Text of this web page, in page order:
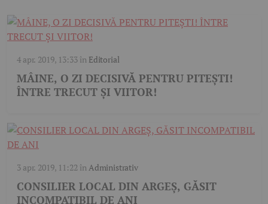
4 apr. 2019, 13:33în Editorial
MÂINE, O ZI DECISIVĂ PENTRU PITEȘTI!
ÎNTRE TRECUT ȘI VIITOR!
3 apr. 2019, 11:22 în Administrativ
CONSILIER LOCAL DIN ARGEȘ, GĂSIT
INCOMPATIBIL DE ANI